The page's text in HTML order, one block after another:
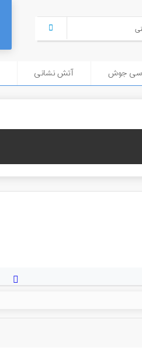
جوش آتش نشانی